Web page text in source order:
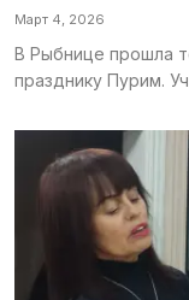
Март 4, 2026
В Рыбнице прошла
празднику Пурим.